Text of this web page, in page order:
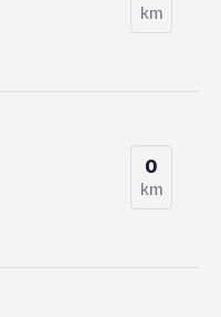
km
0
km